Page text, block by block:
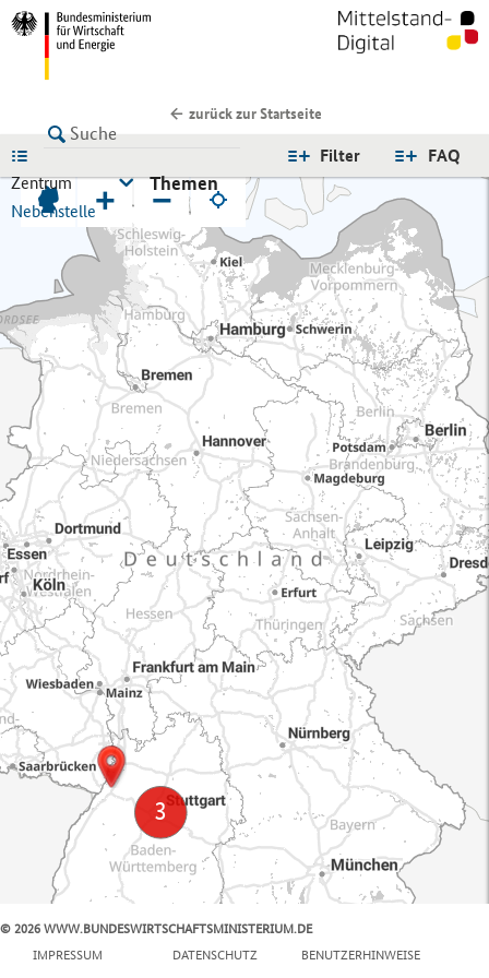
zurück zur Startseite
FAQ
Filter
Zentrum
Nebenstelle
Themen
+ −
© 2026 WWW.BUNDESWIRTSCHAFTSMINISTERIUM.DE
IMPRESSUM
DATENSCHUTZ BENUTZERHINWEISE